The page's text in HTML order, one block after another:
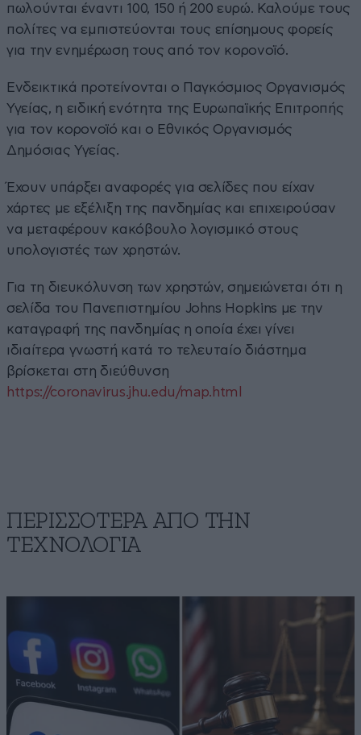
πωλούνται έναντι 100, 150 ή 200 ευρώ. Καλούμε τους
πολίτες να εμπιστεύονται τους επίσημους φορείς
για την ενημέρωση τους από τον κορονοϊό.
Ενδεικτικά προτείνονται ο Παγκόσμιος Οργανισμός
Υγείας, η ειδική ενότητα της Ευρωπαϊκής Επιτροπής
για τον κορονοϊό και ο Εθνικός Οργανισμός
Δημόσιας Υγείας.
Έχουν υπάρξει αναφορές για σελίδες που είχαν
χάρτες με εξέλιξη της πανδημίας και επιχειρούσαν
να μεταφέρουν κακόβουλο λογισμικό στους
υπολογιστές των χρηστών.
Για τη διευκόλυνση των χρηστών, σημειώνεται ότι η
σελίδα του Πανεπιστημίου Johns Hopkins με την
καταγραφή της πανδημίας η οποία έχει γίνει
ιδιαίτερα γνωστή κατά το τελευταίο διάστημα
βρίσκεται στη διεύθυνση
https://coronavirus.jhu.edu/map.html
ΠΕΡΙΣΣΟΤΕΡΑ ΑΠΟ ΤΗΝ
ΤΕΧΝΟΛΟΓΙΑ